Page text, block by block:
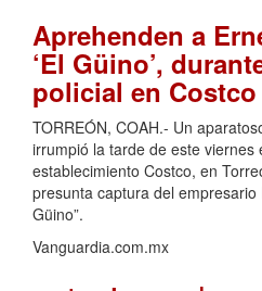
Aprehenden a
‘El Güino’,
policial en
TORREÓN, COAH.- Un
irrumpió la tarde de este viernes
establecimiento Costco, en
presunta captura del empresario
Güino”.
Vanguardia.com.mx